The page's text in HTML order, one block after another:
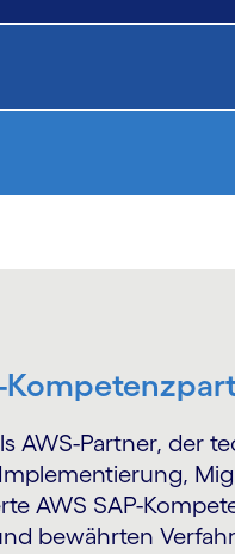
AWS-Partner, der
AWS SAP-
bewährten